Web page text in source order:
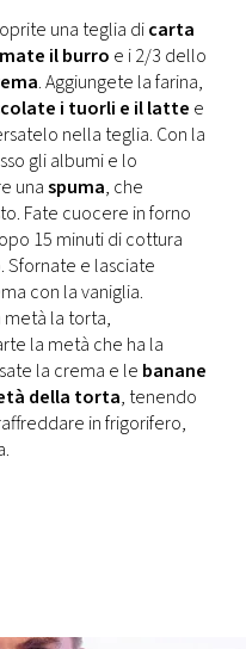
una teglia dicarta
il burro e i 2/3 dello
. Aggiungete la farina,
i tuorli e il latte e
nella teglia. Con la
gli albumi e lo
unaspuma, che
Fate cuocere in forno
15 minuti di cottura
. Sfornate e lasciate
con la vaniglia.
la torta,
la metà che ha la
la crema e le banane
della torta, tenendo
in frigorifero,